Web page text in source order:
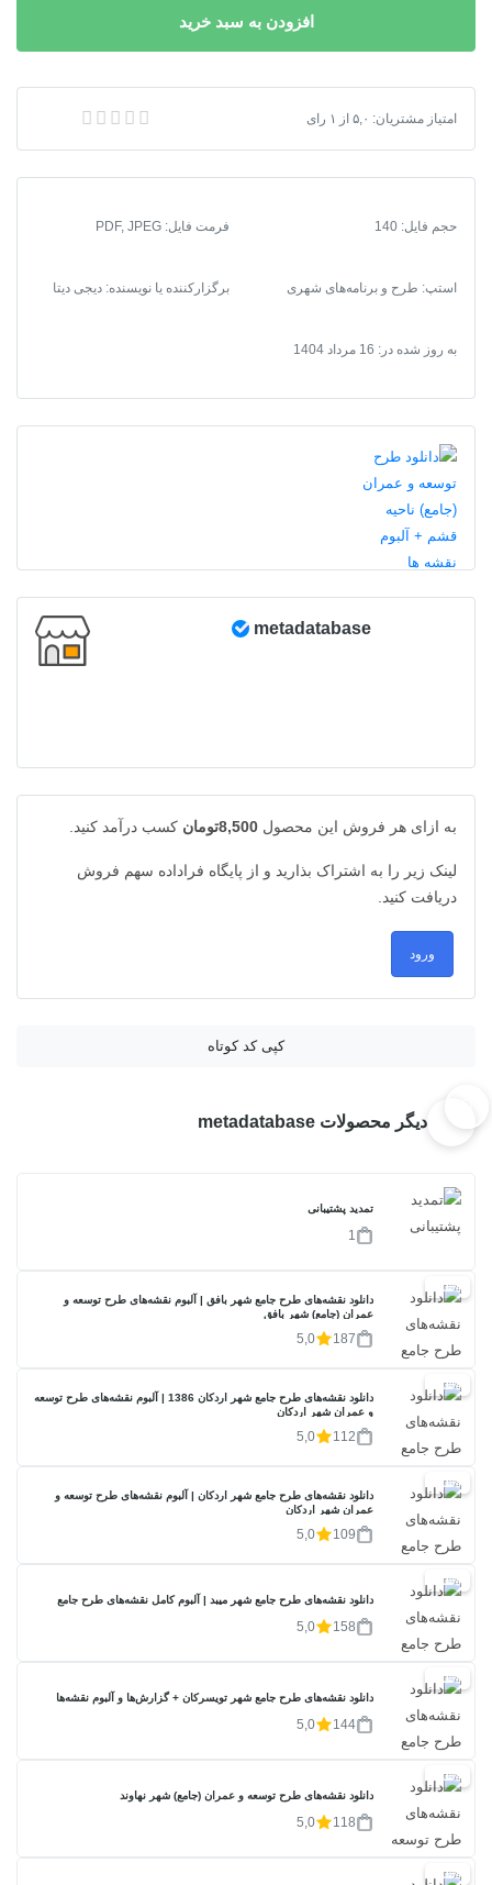
و
ناحیه
قشم
+
نقشه
عدد
افزودن به سبد خرید
دانلود طرح توسعه و عمران (جامع) ناحیه قشم + آلبوم نقشه ها
امتیاز مشتریان: ۵,۰ از ۱ رای
حجم فایل: 140 فرمت فایل:
PDF, JPEG
استپ: طرح و برنامه‌های شهری برگزارکننده یا نویسنده: دیجی دیتا
به روز شده در: 16 مرداد 1404
metadatabase
به ازای هر فروش این محصول 8,500تومان کسب درآمد کنید.
لینک زیر را به اشتراک بذارید و از پایگاه فراداده سهم فروش
دریافت کنید.
ورود
کپی کد کوتاه
دیگر محصولات metadatabase
تمدید پشتیبانی
1
20%
دانلود نقشه‌های طرح جامع شهر بافق | آلبوم نقشه‌های طرح توسعه و
عمران (جامع) شهر بافق
187
5,0
20%
دانلود نقشه‌های طرح جامع شهر اردکان 1386 | آلبوم نقشه‌های طرح توسعه
و عمران شهر اردکان
112
5,0
20%
دانلود نقشه‌های طرح جامع شهر اردکان | آلبوم نقشه‌های طرح توسعه و
عمران شهر اردکان
109
5,0
20%
دانلود نقشه‌های طرح جامع شهر میبد | آلبوم کامل نقشه‌های طرح جامع
158
5,0
20%
دانلود نقشه‌های طرح جامع شهر تویسرکان + گزارش‌ها و آلبوم نقشه‌ها
144
5,0
20%
دانلود نقشه‌های طرح توسعه و عمران (جامع) شهر نهاوند
118
5,0
20%